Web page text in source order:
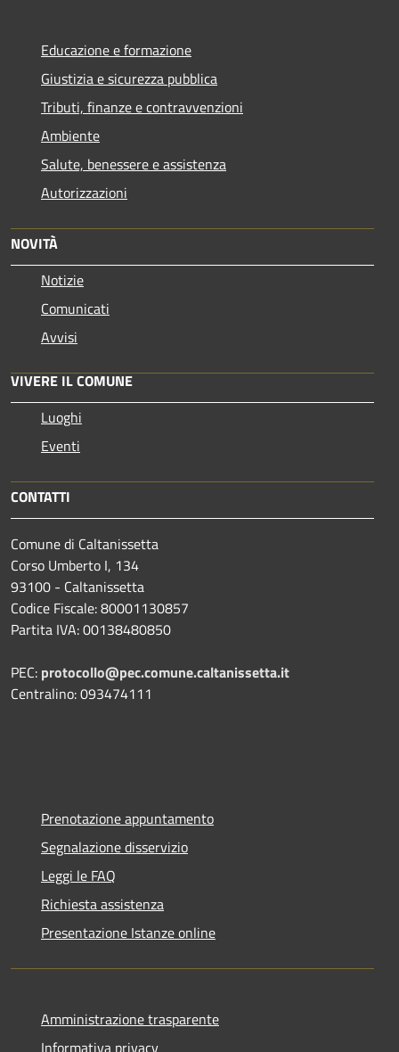
Educazione e formazione
Giustizia e sicurezza pubblica
Tributi, finanze e contravvenzioni
Ambiente
Salute, benessere e assistenza
Autorizzazioni
NOVITÀ
Notizie
Comunicati
Avvisi
VIVERE IL COMUNE
Luoghi
Eventi
CONTATTI
Comune di Caltanissetta
Corso Umberto I, 134
93100 - Caltanissetta
Codice Fiscale: 80001130857
Partita IVA: 00138480850
PEC: protocollo@pec.comune.caltanissetta.it
Centralino: 093474111
Prenotazione appuntamento
Segnalazione disservizio
Leggi le FAQ
Richiesta assistenza
Presentazione Istanze online
Amministrazione trasparente
Informativa privacy